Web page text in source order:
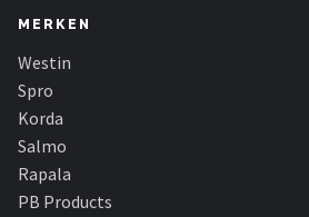
MERKEN
Westin
Spro
Korda
Salmo
Rapala
PB Products